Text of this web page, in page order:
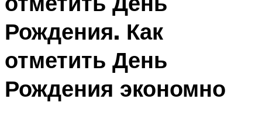
Рождения. Как
отметить День
Рождения экономно